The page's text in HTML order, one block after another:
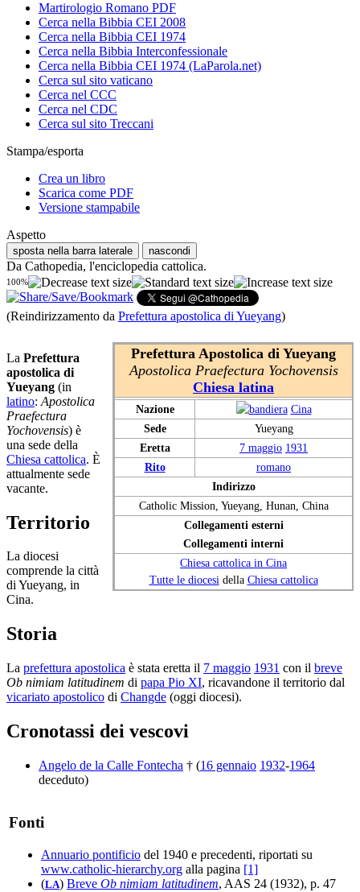
Martirologio Romano PDF
Cerca nella Bibbia CEI 2008
Cerca nella Bibbia CEI 1974
Cerca nella Bibbia Interconfessionale
Cerca nella Bibbia CEI 1974 (LaParola.net)
Cerca sul sito vaticano
Cerca nel CCC
Cerca nel CDC
Cerca sul sito Treccani
Stampa/esporta
Crea un libro
Scarica come PDF
Versione stampabile
Aspetto
sposta nella barra laterale nascondi
Da Cathopedia, l'enciclopedia cattolica.
100%
(Reindirizzamento da Prefettura apostolica di Yueyang)
Prefettura Apostolica di Yueyang
Apostolica Praefectura Yochovensis
Chiesa latina
Nazione
Cina
Sede
Yueyang
Eretta
7 maggio 1931
Rito
romano
Indirizzo
Catholic Mission, Yueyang, Hunan, China
Collegamenti esterni
Collegamenti interni
Chiesa cattolica in Cina
Tutte le diocesi della Chiesa cattolica
La Prefettura
apostolica di
Yueyang (in
latino: Apostolica
Praefectura
Yochovensis) è
una sede della
Chiesa cattolica. È
attualmente sede
vacante.
Territorio
La diocesi
comprende la città
di Yueyang, in
Cina.
Storia
La prefettura apostolica è stata eretta il 7 maggio 1931 con il breve
Ob nimiam latitudinem di papa Pio XI, ricavandone il territorio dal
vicariato apostolico di Changde (oggi diocesi).
Cronotassi dei vescovi
Angelo de la Calle Fontecha † (16 gennaio 1932-1964
deceduto)
Fonti
Annuario pontificio del 1940 e precedenti, riportati su
www.catholic-hierarchy.org alla pagina [1]
(LA) Breve Ob nimiam latitudinem, AAS 24 (1932), p. 47